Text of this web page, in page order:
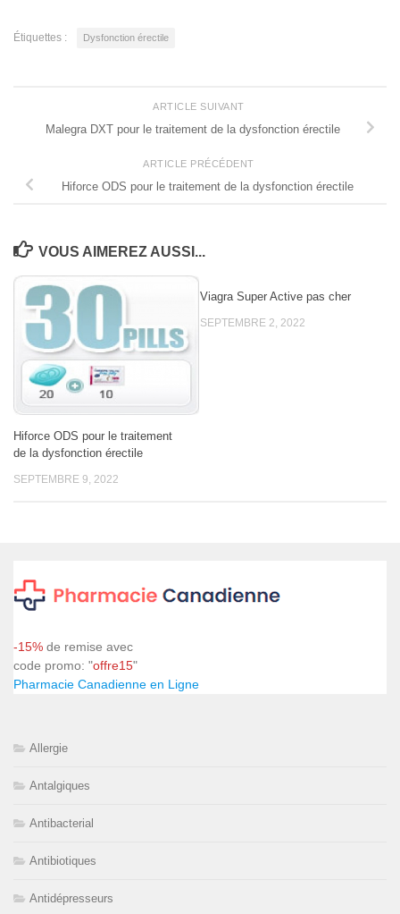
Étiquettes : Dysfonction érectile
ARTICLE SUIVANT
Malegra DXT pour le traitement de la dysfonction érectile
ARTICLE PRÉCÉDENT
Hiforce ODS pour le traitement de la dysfonction érectile
VOUS AIMEREZ AUSSI...
Hiforce ODS pour le traitement
de la dysfonction érectile
SEPTEMBRE 9, 2022
Viagra Super Active pas cher
SEPTEMBRE 2, 2022
-15% de remise avec
code promo: "offre15"
Pharmacie Canadienne en Ligne
Allergie
Antalgiques
Antibacterial
Antibiotiques
Antidépresseurs